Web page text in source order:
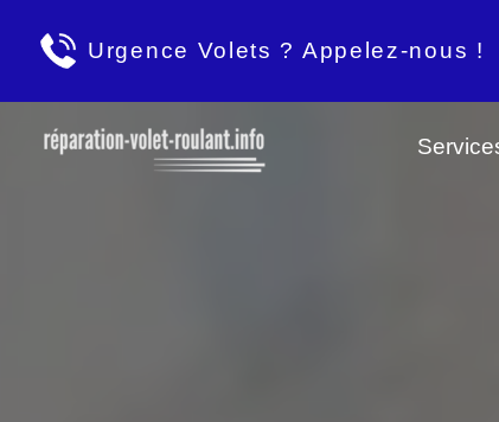
Urgence Volets ? Appelez-nous !